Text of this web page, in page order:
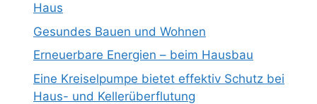
Haus
Gesundes Bauen und Wohnen
Erneuerbare Energien – beim Hausbau
Eine Kreiselpumpe bietet effektiv Schutz bei
Haus- und Kellerüberflutung